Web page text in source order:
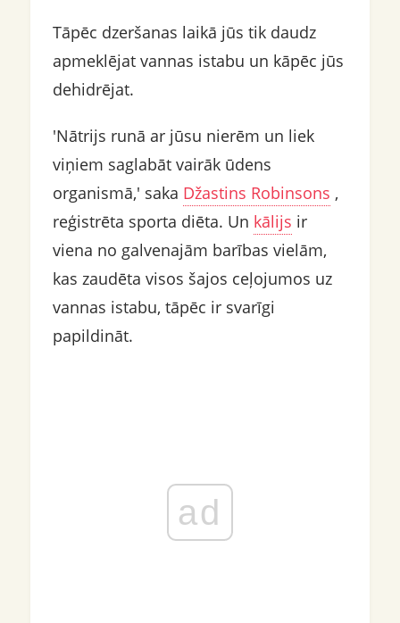
Tāpēc dzeršanas laikā jūs tik daudz
apmeklējat vannas istabu un kāpēc jūs
dehidrējat.
'Nātrijs runā ar jūsu nierēm un liek
viņiem saglabāt vairāk ūdens
organismā,' saka Džastins Robinsons ,
reģistrēta sporta diēta. Un kālijs ir
viena no galvenajām barības vielām,
kas zaudēta visos šajos ceļojumos uz
vannas istabu, tāpēc ir svarīgi
papildināt.
ad